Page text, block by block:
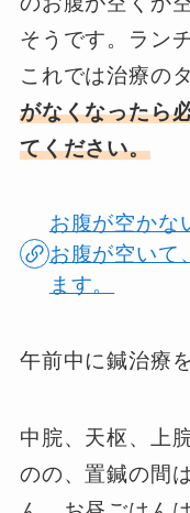
そうです。ラン
これでは治療の
がなくなったら
てください。
お腹が空かな
お腹が空いて
ます。
午前中に鍼治療
中脘、天枢、上
のの、置鍼の間